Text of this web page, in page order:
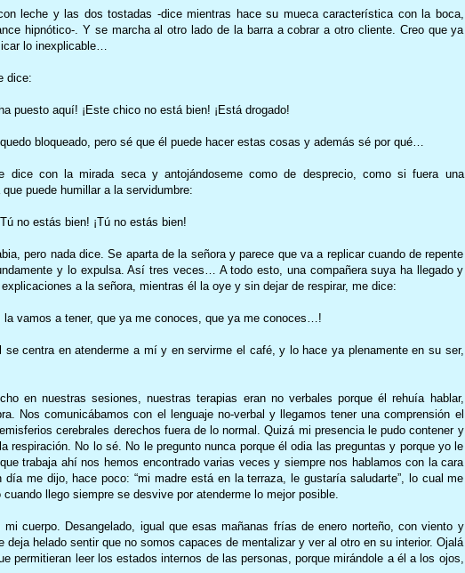
leche y las dos tostadas -dice mientras hace su mueca característica con la boca,
hipnótico-. Y se marcha al otro lado de la barra a cobrar a otro cliente. Creo que ya
lo inexplicable…
dice:
puesto aquí! ¡Este chico no está bien! ¡Está drogado!
bloqueado, pero sé que él puede hacer estas cosas y además sé por qué…
dice con la mirada seca y antojándoseme como de desprecio, como si fuera una
puede humillar a la servidumbre:
no estás bien! ¡Tú no estás bien!
pero nada dice. Se aparta de la señora y parece que va a replicar cuando de repente
y lo expulsa. Así tres veces… A todo esto, una compañera suya ha llegado y
a la señora, mientras él la oye y sin dejar de respirar, me dice:
la vamos a tener, que ya me conoces, que ya me conoces…!
se centra en atenderme a mí y en servirme el café, y lo hace ya plenamente en su ser,
en nuestras sesiones, nuestras terapias eran no verbales porque él rehuía hablar,
Nos comunicábamos con el lenguaje no-verbal y llegamos tener una comprensión el
cerebrales derechos fuera de lo normal. Quizá mi presencia le pudo contener y
respiración. No lo sé. No le pregunto nunca porque él odia las preguntas y porque yo le
trabaja ahí nos hemos encontrado varias veces y siempre nos hablamos con la cara
me dijo, hace poco: “mi madre está en la terraza, le gustaría saludarte”, lo cual me
llego siempre se desvive por atenderme lo mejor posible.
mi cuerpo. Desangelado, igual que esas mañanas frías de enero norteño, con viento y
deja helado sentir que no somos capaces de mentalizar y ver al otro en su interior. Ojalá
permitieran leer los estados internos de las personas, porque mirándole a él a los ojos,